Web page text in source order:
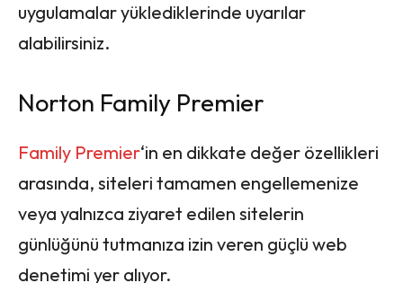
uygulamalar yüklediklerinde uyarılar
alabilirsiniz.
Norton Family Premier
Family Premier‘in en dikkate değer özellikleri
arasında, siteleri tamamen engellemenize
veya yalnızca ziyaret edilen sitelerin
günlüğünü tutmanıza izin veren güçlü web
denetimi yer alıyor.